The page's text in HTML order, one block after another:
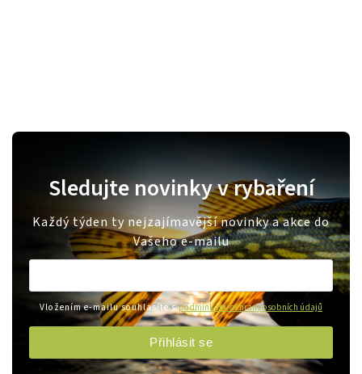
Sledujte novinky v rybaření
Každý týden ty nejzajímavější novinky a akce do
Vašeho e-mailu
Vložením e-mailu souhlasíte spodmínkami ochrany osobních údajů
Přihlásit se